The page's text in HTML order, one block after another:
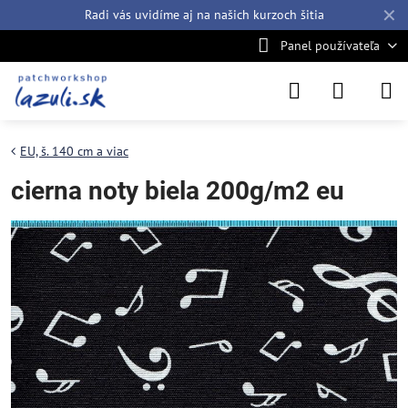
✕
Radi vás uvidíme aj na našich kurzoch šitia
Panel používateľa
EU, š. 140 cm a viac
cierna noty biela 200g/m2 eu